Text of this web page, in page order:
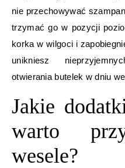
nie przechowywać
trzymać go w pozycji
korka w wilgoci i
unikniesz
otwierania butelek w dniu
Jakie
warto
wesele?